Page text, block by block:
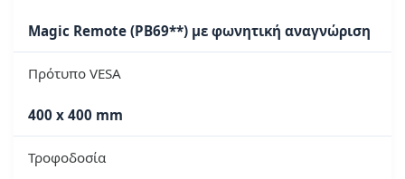
Magic Remote (PB69**) με φωνητική αναγνώριση
Πρότυπο VESA
400 x 400 mm
Τροφοδοσία